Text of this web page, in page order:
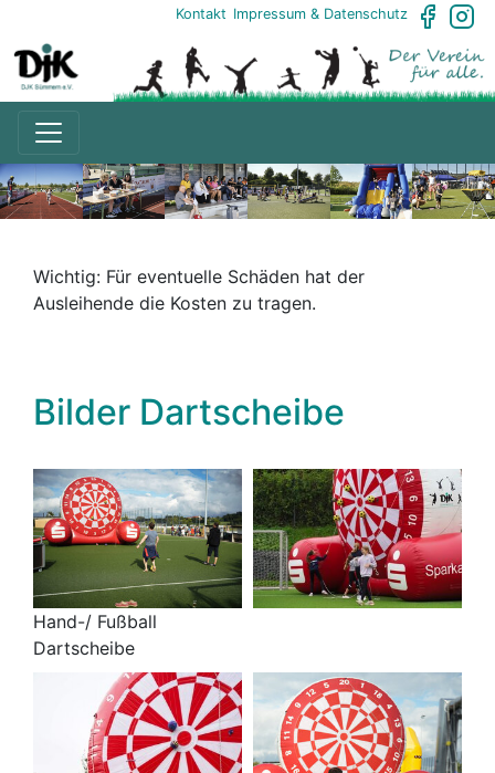
Kontakt Impressum & Datenschutz
Wichtig: Für eventuelle Schäden hat der
Ausleihende die Kosten zu tragen.
Bilder Dartscheibe
Hand-/ Fußball
Dartscheibe